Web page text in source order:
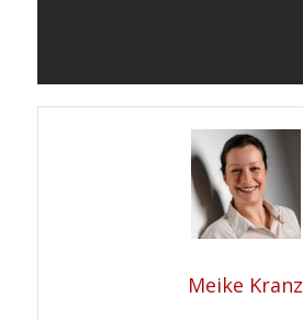
Meike Kranz